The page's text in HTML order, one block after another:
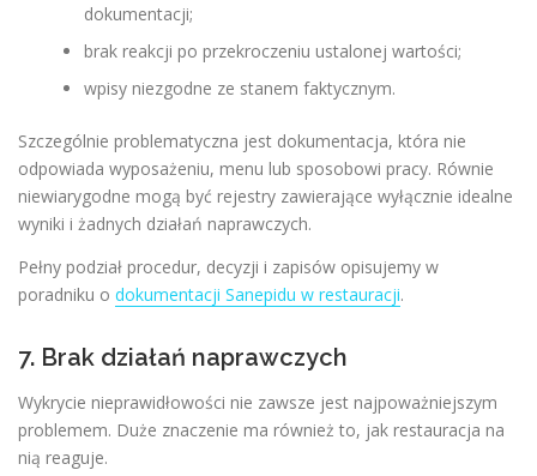
dokumentacji;
brak reakcji po przekroczeniu ustalonej wartości;
wpisy niezgodne ze stanem faktycznym.
Szczególnie problematyczna jest dokumentacja, która nie
odpowiada wyposażeniu, menu lub sposobowi pracy. Równie
niewiarygodne mogą być rejestry zawierające wyłącznie idealne
wyniki i żadnych działań naprawczych.
Pełny podział procedur, decyzji i zapisów opisujemy w
poradniku o dokumentacji Sanepidu w restauracji.
7. Brak działań naprawczych
Wykrycie nieprawidłowości nie zawsze jest najpoważniejszym
problemem. Duże znaczenie ma również to, jak restauracja na
nią reaguje.